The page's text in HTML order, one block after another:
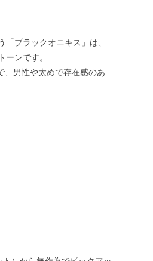
ブラックオニキス」は、
ーンです。
、男性や太めで存在感のあ